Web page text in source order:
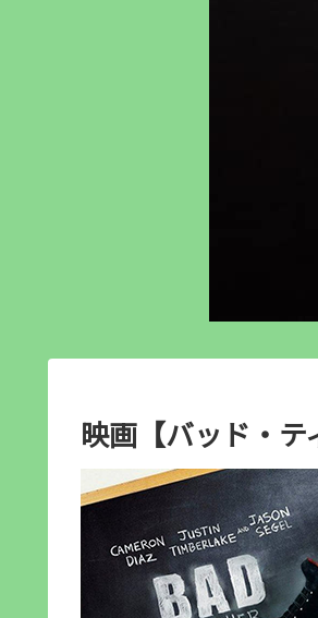
映画【バッド・